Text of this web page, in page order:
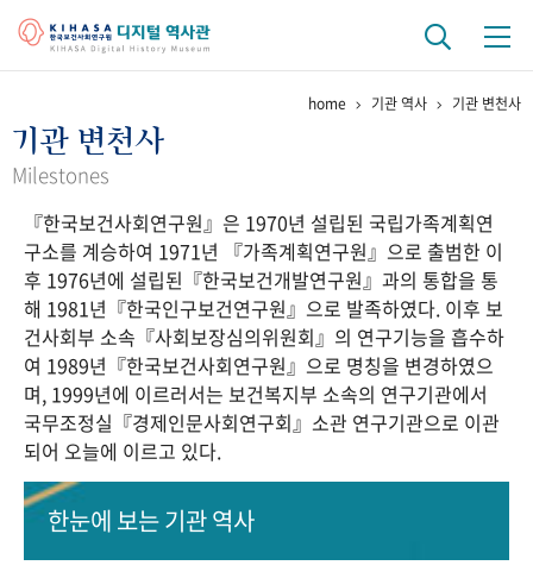
걸어온 길 기관 변천사
연구 역사
정책과 연구 키워드로 보는 연구 역사
연구자들
간행물 변천사
기록물 아카이브
사진 아카이브 문서 기록물 행정박물 영상 기록물
50+1 주년 기념
home 기관 역사 기관 변천사
기관 변천사
Milestones
『한국보건사회연구원』은 1970년 설립된 국립가족계획연
구소를 계승하여 1971년 『가족계획연구원』으로 출범한 이
후 1976년에 설립된『한국보건개발연구원』과의 통합을 통
해 1981년『한국인구보건연구원』으로 발족하였다. 이후 보
건사회부 소속『사회보장심의위원회』의 연구기능을 흡수하
여 1989년『한국보건사회연구원』으로 명칭을 변경하였으
며, 1999년에 이르러서는 보건복지부 소속의 연구기관에서
국무조정실『경제인문사회연구회』소관 연구기관으로 이관
되어 오늘에 이르고 있다.
한눈에 보는기관 역사